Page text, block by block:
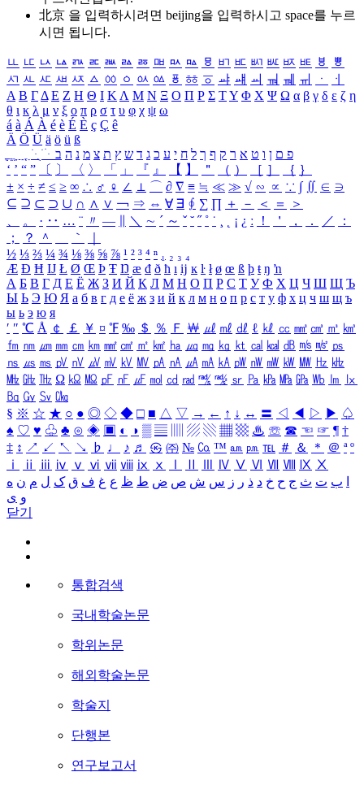
北京 을 입력하시려면 beijing을 입력하시고 space를 누르
시면 됩니다.
ㅥ ㅦ ㅧ ㅨ ㅩ ㅪ ㅫ ㅬ ㅭ ㅮ ㅯ ㅰ ㅱ ㅲ ㅳ ㅴ ㅵ ㅶ ㅷ ㅸ
ㅹ
ㅺ ㅻ ㅼ ㅽ ㅾ ㅿ ㆀ ㆁ ㆂ ㆃ ㆄ ㆅ ㆆ ㆇ ㆈ ㆉ ㆊ ㆋ ㆌ ㆍ
ㆎ
Α Β ΓΔ Ε Ζ Η Θ Ι ΚΛ Μ Ν Ξ Ο Π Ρ Σ ΤΥ Φ Χ Ψ Ω α β γ δ ε ζ η
θ ι κ λ μ ν ξ ο π ρ σ τ υ φ χ ψ ω
á à Á À é è É È ç Ç ê
Ä Ö Ü ä ö ü ß
ִֶֹ ֻּ ׁׂ פ ם ן ו ט א ר ק ף ך ל ח י ע כ ג ד ש ץ ת צ מ נ ה ב
‘ ’ “ ” 〔 〕 〈 〉 「 」 『 』 【 】 ＂ （ ） ［ ］ ｛ ｝
± × ÷ ≠ ≤ ≥ ∞ ∴ ♂ ♀ ∠ ⊥ ⌒ ∂ ∇ ≡ ≒ ≪ ≫ √ ∽ ∝ ∵ ∫ ∬ ∈ ∋
⊆ ⊇ ⊂ ⊃ ∪ ∩ ∧ ∨ ￢ ⇒ ⇔ ∀ ∃ ∮ ∑ ∏ ＋ － ＜ ＝
＞
、
。 · ‥ … ¨ 〃 ― ＼ ∼ ´ ～ ˇ ˘ ˝ ˚ ˙ ¸ ¡ ¿ ː ！ ＇ ， ． ／
：
；
？ ＾ ｀
½ ⅓ ⅔ ¼ ¾ ⅛ ⅜ ⅝ ⅞ ¹ ² ³ ⁴ ⁿ ₁ ₂ ₃ ₄
Æ Ð Ħ Ĳ Ł Ø Œ Þ Ŧ Ŋ æ đ ð ħ ı ĳ ĸ ŀ ł ø œ ß þ ŧ ŋ ŉ
А Б В Г Д Е Ё Ж З И Й К Л М Н О П Р С Т У Ф Х Ц Ч Ш Щ Ъ
Ы Ь Э Ю Я а б в г д е ё ж з и й к л м н о п р с т у ф х ц ч ш щ ъ
ы ь э ю я
′ ″ ℃ Å ￠ ￡ ￥ ¤ ℉ ‰ ＄ ％ Ｆ ￦ ㎕ ㎖ ㎗ ℓ ㎘ ㏄ ㎣ ㎤ ㎥ ㎦
㎙ ㎚ ㎛ ㎜ ㎝ ㎞ ㎟ ㎠ ㎡ ㎢ ㏊ ㎍ ㎎ ㎏ ㏏ ㎈ ㎉ ㏈ ㎧ ㎨ ㎰
㎱ ㎲ ㎳ ㎴ ㎵ ㎶ ㎷ ㎸ ㎹ ㎀ ㎁ ㎂ ㎃ ㎄ ㎺ ㎻ ㎽ ㎾ ㎿ ㎐ ㎑
㎒ ㎓ ㎔ Ω ㏀ ㏁ ㎊ ㎋ ㎌ ㏖ ㏅ ㎭ ㎮ ㎯ ㏛ ㎩ ㎪ ㎫ ㎬ ㏝ ㏐
㏓
㏃ ㏉ ㏜ ㏆
§ ※ ☆ ★ ○ ● ◎ ◇ ◆ □ ■ △ ▽ → ← ↑ ↓ ↔ 〓 ◁ ◀ ▷ ▶ ♤
♠ ♡ ♥ ♧ ♣ ⊙ ◈ ▣ ◐ ◑ ▒ ▤ ▨ ▧ ▦ ▩ ♨ ☏ ☎ ☜ ☞ ¶ †
‡ ↕ ↗ ↙ ↖ ↘ ♭ ♩ ♪ ♬ ㉿ ㈜ № ㏇ ™ ㏂ ㏘ ℡ ＃ ＆ ＊ ＠ ª º
ⅰ
ⅱ ⅲ ⅳ ⅴ ⅵ ⅶ ⅷ ⅸ ⅹ Ⅳ Ⅴ Ⅵ Ⅶ Ⅷ Ⅸ Ⅹ
ب ت ث ج ح خ د ذ ر ز س ش ص ض ط ظ ع غ ف ق ک ل م ن ه
و ی
닫기
통합검색
국내학술논문
학위논문
해외학술논문
학술지
단행본
연구보고서